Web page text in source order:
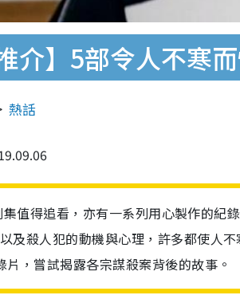
介】5部令人不寒
熱話
值得追看，亦有一系列用心製作的紀
及殺人犯的動機與心理，許多都使人
，嘗試揭露各宗謀殺案背後的故事。